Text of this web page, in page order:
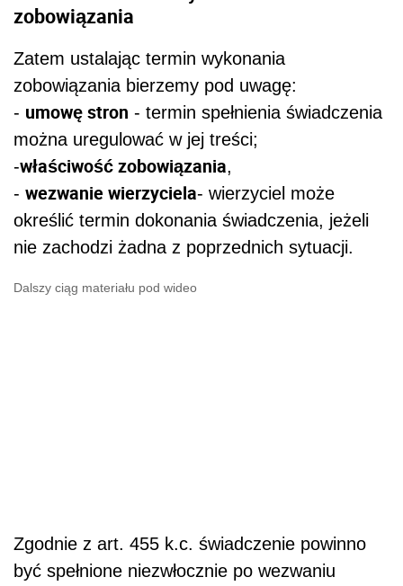
zobowiązania
Zatem ustalając termin wykonania
zobowiązania bierzemy pod uwagę:
- umowę stron - termin spełnienia świadczenia
można uregulować w jej treści;
-właściwość zobowiązania,
- wezwanie wierzyciela- wierzyciel może
określić termin dokonania świadczenia, jeżeli
nie zachodzi żadna z poprzednich sytuacji.
Dalszy ciąg materiału pod wideo
Zgodnie z art. 455 k.c. świadczenie powinno
być spełnione niezwłocznie po wezwaniu